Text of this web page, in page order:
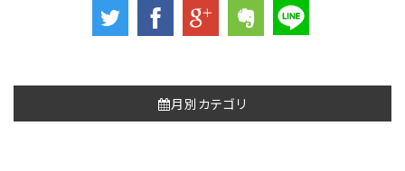
月別カテゴリ